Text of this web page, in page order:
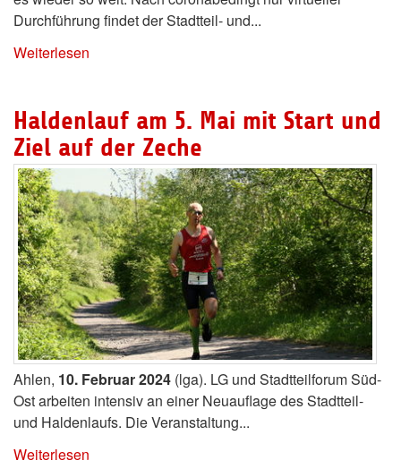
Durchführung findet der Stadtteil- und...
Weiterlesen
Haldenlauf am 5. Mai mit Start und
Ziel auf der Zeche
Ahlen, 10. Februar 2024 (lga). LG und Stadtteilforum Süd-
Ost arbeiten intensiv an einer Neuauflage des Stadtteil-
und Haldenlaufs. Die Veranstaltung...
Weiterlesen